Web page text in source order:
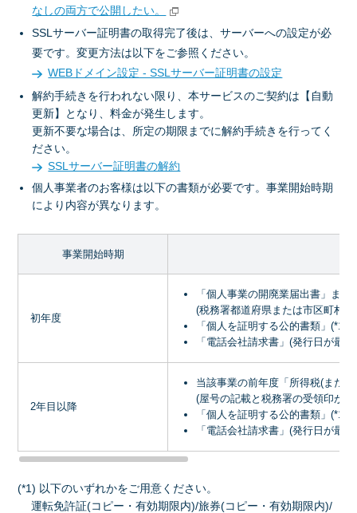
なしの両方で公開したい。
SSLサーバー証明書の取得完了後は、サーバーへの設定が必
要です。変更方法は以下をご参照ください。
WEBドメイン設定 - SSLサーバー証明書の設定
解約手続きを行われない限り、本サービスのご契約は【自動
更新】となり、料金が発生します。
更新不要な場合は、所定の期限までに解約手続きを行ってく
ださい。
SSLサーバー証明書の解約
個人事業者のお客様は以下の書類が必要です。事業開始時期
により内容が異なります。
事業開始時期
初年度
「個人事業の開廃業届出書」ま
(税務署都道府県または市区町村
「個人を証明する公的書類」(*1)
「電話会社請求書」(発行日が最
2年目以降
当該事業の前年度「所得税(また
(屋号の記載と税務署の受領印が
「個人を証明する公的書類」(*1)
「電話会社請求書」(発行日が最
(*1) 以下のいずれかをご用意ください。
運転免許証(コピー・有効期限内)/旅券(コピー・有効期限内)/